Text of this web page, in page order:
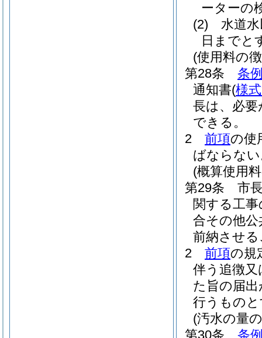
ーターの
(2)
水道
日までと
(使用料の
第28条
条
通知書(様
長は、必
できる。
2
前項の使
ばならな
(概算使用
第29条
市
関する工
合その他
前納させ
2
前項の規
伴う追徴
た旨の届
行うもの
(汚水の量
第30条
条